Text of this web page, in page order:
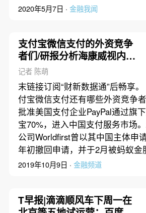
2020年5月7日 · 金融我闻
支付宝微信支付的外资竞争
者们/研报分析海康威视内外
夹击下如何突围|数据精华
记者 陈萌
末链接订阅“财新数据通”后畅享
付宝微信支付还有哪些外资竞争
批准美国支付企业PayPal通过旗下
宝70%，进入中国支付服务市场
公司Worldfirst曾以其中国主体申
年初撤回申请，并于2月被蚂蚁
2019年10月9日 · 金融频道
T早报|滴滴顺风车下周一在